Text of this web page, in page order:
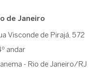
de Janeiro
Visconde de Pirajá, 572
andar
- Rio de Janeiro/RJ